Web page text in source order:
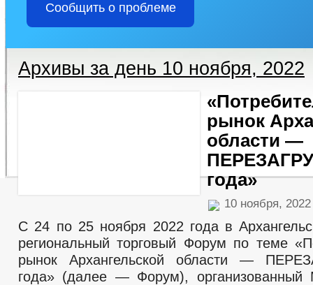
Сообщить о проблеме
Архивы за день 10 ноября, 2022
рынок
области —
года»
10 ноября,
С 24 по 25 ноября 2022 года в
региональный торговый Форум по теме
рынок Архангельской области —
года» (далее — Форум), организованный